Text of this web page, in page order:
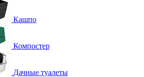
Кашпо
Компостер
Дачные туалеты